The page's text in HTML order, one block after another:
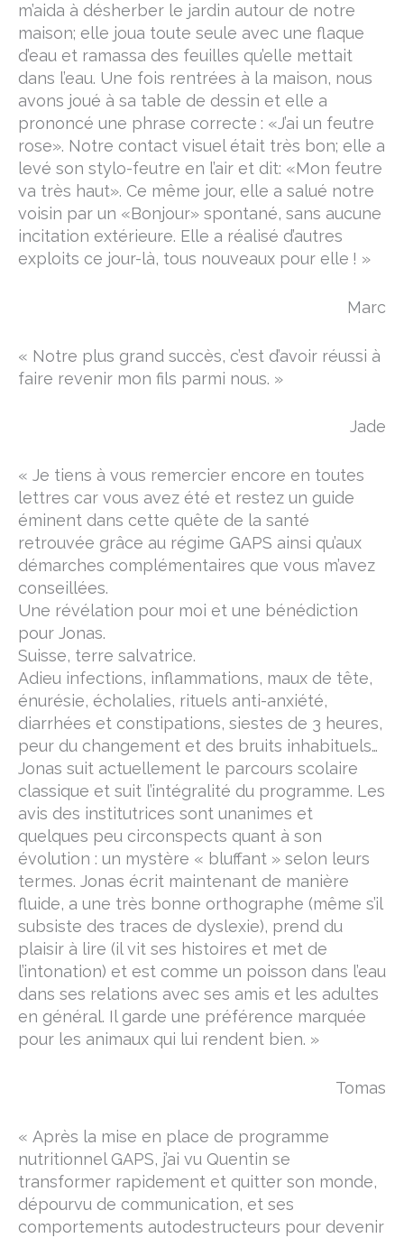
m’aida à désherber le jardin autour de notre
maison; elle joua toute seule avec une flaque
d’eau et ramassa des feuilles qu’elle mettait
dans l’eau. Une fois rentrées à la maison, nous
avons joué à sa table de dessin et elle a
prononcé une phrase correcte : «J’ai un feutre
rose». Notre contact visuel était très bon; elle a
levé son stylo-feutre en l’air et dit: «Mon feutre
va très haut». Ce même jour, elle a salué notre
voisin par un «Bonjour» spontané, sans aucune
incitation extérieure. Elle a réalisé d’autres
exploits ce jour-là, tous nouveaux pour elle ! »
Marc
« Notre plus grand succès, c’est d’avoir réussi à
faire revenir mon fils parmi nous. »
Jade
« Je tiens à vous remercier encore en toutes
lettres car vous avez été et restez un guide
éminent dans cette quête de la santé
retrouvée grâce au régime GAPS ainsi qu’aux
démarches complémentaires que vous m’avez
conseillées.
Une révélation pour moi et une bénédiction
pour Jonas.
Suisse, terre salvatrice.
Adieu infections, inflammations, maux de tête,
énurésie, écholalies, rituels anti-anxiété,
diarrhées et constipations, siestes de 3 heures,
peur du changement et des bruits inhabituels…
Jonas suit actuellement le parcours scolaire
classique et suit l’intégralité du programme. Les
avis des institutrices sont unanimes et
quelques peu circonspects quant à son
évolution : un mystère « bluffant » selon leurs
termes. Jonas écrit maintenant de manière
fluide, a une très bonne orthographe (même s’il
subsiste des traces de dyslexie), prend du
plaisir à lire (il vit ses histoires et met de
l’intonation) et est comme un poisson dans l’eau
dans ses relations avec ses amis et les adultes
en général. Il garde une préférence marquée
pour les animaux qui lui rendent bien. »
Tomas
« Après la mise en place de programme
nutritionnel GAPS, j’ai vu Quentin se
transformer rapidement et quitter son monde,
dépourvu de communication, et ses
comportements autodestructeurs pour devenir